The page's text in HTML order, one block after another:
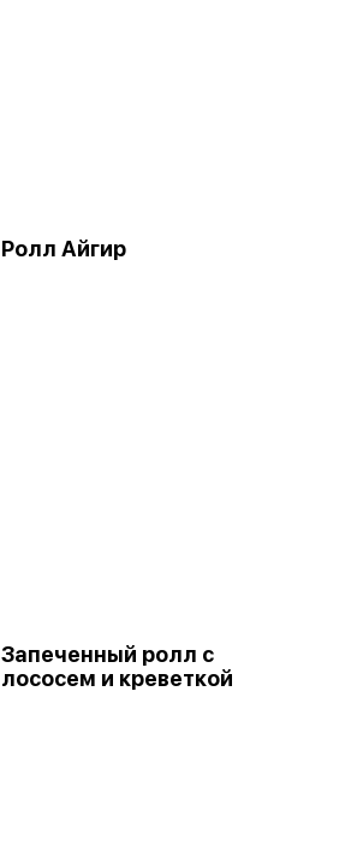
Ролл Айгир
Запеченный ролл с
лососем и креветкой